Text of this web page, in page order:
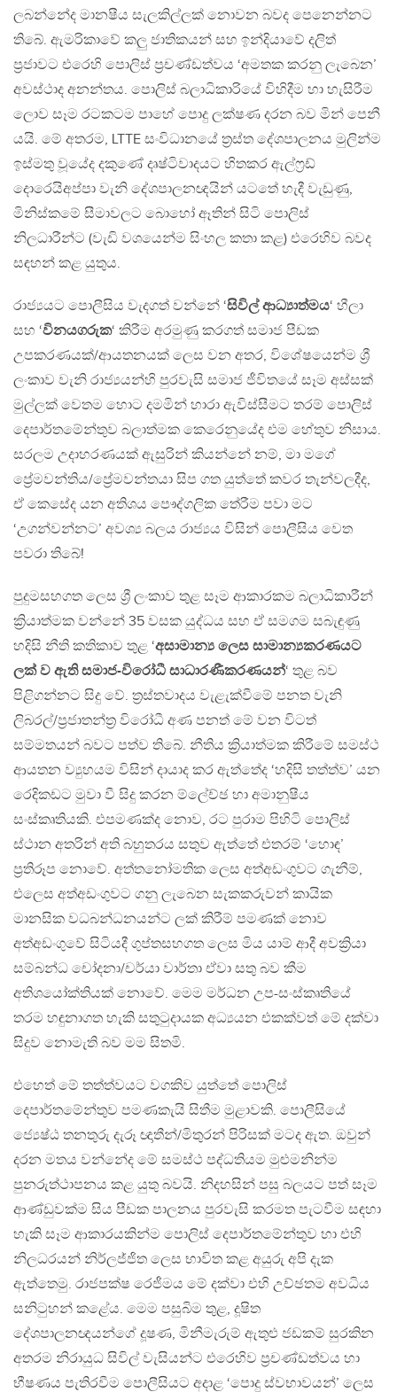
ලබන්නේද මානෂීය සැලකිල්ලක් නොවන බවද පෙනෙන්නට
තිබේ. ඇමරිකාවේ කලු ජාතිකයන් සහ ඉන්දියාවේ දලිත්
ප්‍රජාවට එරෙහි පොලිස් ප්‍රචණ්ඩත්වය ‘අමතක කරනු ලැබෙන’
අවස්ථාද අනන්තය. පොලිස් බලාධිකාරියේ විහිදීම හා හැසිරීම
ලොව සෑම රටකටම පාහේ පොදු ලක්ෂණ දරන බව මින් පෙනී
යයි. මේ අතරම, LTTE සංවිධානයේ ත්‍රස්ත දේශපාලනය මුලින්ම
ඉස්මතු වූයේද දකුණේ දෘෂ්ටිවාදයට හිතකර ඇල්ෆ්‍රඩ්
දොරෙයිඅප්පා වැනි දේශපාලනඥයින් යටතේ හැදී වැඩුණු,
මිනිස්කමේ සීමාවලට බොහෝ ඈතින් සිටි පොලිස්
නිලධාරීන්ට (වැඩි වශයෙන්ම සිංහල කතා කළ) එරෙහිව බවද
සඳහන් කළ යුතුය.
රාජ්‍යයට පොලීසිය වැදගත් වන්නේ ‘සිවිල් ආධ්‍යාත්මය‘ හීලා
සහ ‘විනයගරුක‘ කිරීම අරමුණු කරගත් සමාජ පීඩක
උපකරණයක්/ආයතනයක් ලෙස වන අතර, විශේෂයෙන්ම ශ්‍රී
ලංකාව වැනි රාජ්‍යයන්හි පුරවැසි සමාජ ජීවිතයේ සෑම අස්සක්
මුල්ලක් වෙතම හොට දමමින් හාරා ඇවිස්සීමට තරම් පොලිස්
දෙපාර්තමේන්තුව බලාත්මක කෙරෙනුයේද එම හේතුව නිසාය.
සරලම උදාහරණයක් ඇසුරින් කියන්නේ නම්, මා මගේ
ප්‍රේමවන්තිය/ප්‍රේමවන්තයා සිප ගත යුත්තේ කවර තැන්වලදීද,
ඒ කෙසේද යන අතිශය පෞද්ගලික තේරීම පවා මට
‘උගන්වන්නට’ අවශ්‍ය බලය රාජ්‍යය විසින් පොලීසිය වෙත
පවරා තිබේ!
පුදුමසහගත ලෙස ශ්‍රී ලංකාව තුළ සෑම ආකාරකම බලාධිකාරීන්
ක්‍රියාත්මක වන්නේ 35 වසක යුද්ධය සහ ඒ සමගම සබැඳුණු
හදිසි නීති කතිකාව තුළ ‘අසාමාන්‍ය ලෙස සාමාන්‍යකරණයට
ලක් ව ඇති සමාජ-විරෝධී සාධාරණීකරණයන්‘ තුළ බව
පිළිගන්නට සිදු වේ. ත්‍රස්තවාදය වැළැක්වීමේ පනත වැනි
ලිබරල්/ප්‍රජාතන්ත්‍ර විරෝධී අණ පනත් මේ වන විටත්
සම්මතයන් බවට පත්ව තිබේ. නීතිය ක්‍රියාත්මක කිරීමේ සමස්ථ
ආයතන ව්‍යුහයම විසින් දායාද කර ඇත්තේද ‘හදිසි තත්ත්ව’ යන
රෙදිකඩට මුවා වී සිදු කරන ම්ලේච්ඡ හා අමානුෂීය
සංස්කෘතියකි. එපමණක්ද නොව, රට පුරාම පිහිටි පොලිස්
ස්ථාන අතරින් අති බහුතරය සතුව ඇත්තේ එතරම් ‘හොඳ’
ප්‍රතිරූප නොවේ. අත්තනෝමතික ලෙස අත්අඩංගුවට ගැනීම්,
එලෙස අත්අඩංගුවට ගනු ලැබෙන සැකකරුවන් කායික
මානසික වධබන්ධනයන්ට ලක් කිරීම් පමණක් නොව
අත්අඩංගුවේ සිටියදී ගුප්තසහගත ලෙස මිය යාම් ආදී අවක්‍රියා
සම්බන්ධ චෝදනා/චර්යා වාර්තා ඒවා සතු බව කීම
අතිශයෝක්තියක් නොවේ. මෙම මර්ධන උප-සංස්කෘතියේ
තරම හඳුනාගත හැකි සතුටුදායක අධ්‍යයන එකක්වත් මේ දක්වා
සිදුව නොමැති බව මම සිතමි.
එහෙත් මේ තත්ත්වයට වගකිව යුත්තේ පොලිස්
දෙපාර්තමේන්තුව පමණකැයි සිතීම මුළාවකි. පොලීසියේ
ජ්‍යෙෂ්ඨ තනතුරු දැරූ ඥාතීන්/මිතුරන් පිරිසක් මටද ඇත. ඔවුන්
දරන මතය වන්නේද මේ සමස්ථ පද්ධතියම මුළුමනින්ම
පුනරුත්ථාපනය කළ යුතු බවයි. නිදහසින් පසු බලයට පත් සෑම
ආණ්ඩුවක්ම සිය පීඩක පාලනය පුරවැසි කරමත පැටවීම සඳහා
හැකි සෑම ආකාරයකින්ම පොලිස් දෙපාර්තමේන්තුව හා එහි
නිලධරයන් නිර්ලජ්ජිත ලෙස භාවිත කළ අයුරු අපි දැක
ඇත්තෙමු. රාජපක්ෂ රෙජීමය මේ දක්වා එහි උච්ඡතම අවධිය
සනිටුහන් කළේය. මෙම පසුබිම තුළ, දූෂිත
දේශපාලනඥයන්ගේ දූෂණ, මිනීමැරුම් ඇතුළු ජඩකම් සුරකින
අතරම නිරායුධ සිවිල් වැසියන්ට එරෙහිව ප්‍රචණ්ඩත්වය හා
භීෂණය පැතිරවීම පොලීසියට අදාළ ‘පොදු ස්වභාවයන්’ ලෙස